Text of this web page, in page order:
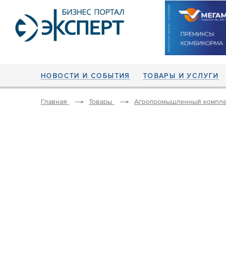
НОВОСТИ И СОБЫТИЯ ТОВАРЫ И УСЛУГИ
Главная Товары Агропромышленный